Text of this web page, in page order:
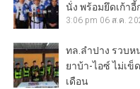
นั่ง พร้อมยึดเก้าอี้
3:06 pm 06 ส.ค.
ทล.ลำปาง รวบห
ยาบ้า-ไอซ์ ไม่เข็
เดือน